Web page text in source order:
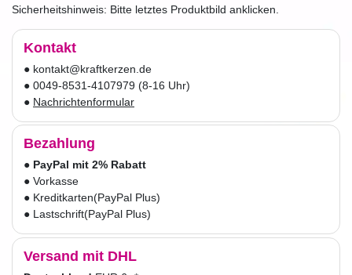
Sicherheitshinweis: Bitte letztes Produktbild anklicken.
Kontakt
● kontakt@kraftkerzen.de
● 0049-8531-4107979 (8-16 Uhr)
● Nachrichtenformular
Bezahlung
● PayPal mit 2% Rabatt
● Vorkasse
● Kreditkarten(PayPal Plus)
● Lastschrift(PayPal Plus)
Versand mit DHL